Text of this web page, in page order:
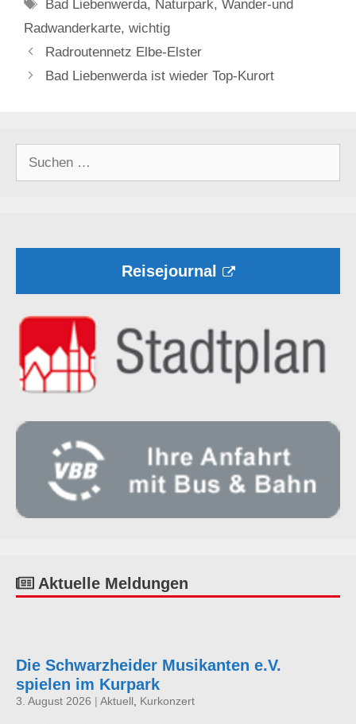
Bad Liebenwerda, Naturpark,Wander-und
Radwanderkarte, wichtig
Radroutennetz Elbe-Elster
Bad Liebenwerda ist wieder Top-Kurort
Reisejournal
Aktuelle Meldungen
Die Schwarzheider Musikanten e.V.
spielen im Kurpark
3. August 2026 Aktuell Kurkonzert